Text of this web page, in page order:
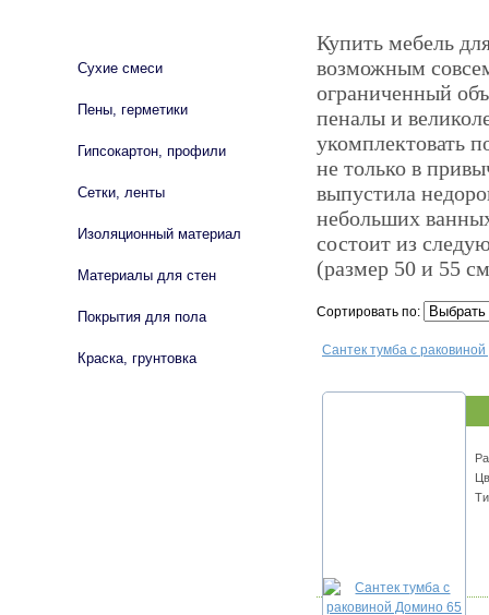
Купить мебель
возможным
ограниченный
пеналы и
укомплектовать
не только в
выпустила
небольших
состоит из
(размер 50 и 55
Сортировать по:
Сантек тумба с
Сухие смеси
Пены, герметики
Гипсокартон, профили
Сетки, ленты
Изоляционный материал
Материалы для стен
Покрытия для пола
Краска, грунтовка